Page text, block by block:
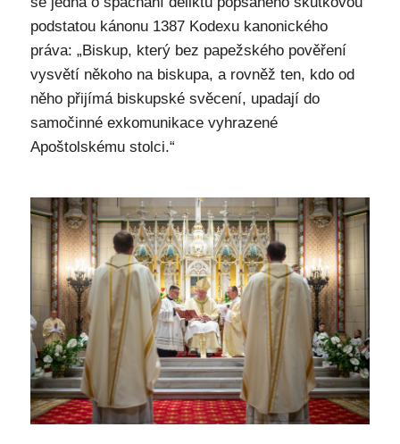
podstatou kánonu 1387 Kodexu kanonického
práva: „Biskup, který bez papežského pověření
vysvětí někoho na biskupa, a rovněž ten, kdo od
něho přijímá biskupské svěcení, upadají do
samočinné exkomunikace vyhrazené
Apoštolskému stolci.“